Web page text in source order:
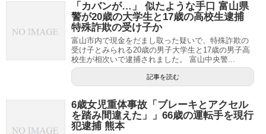
「カバンが…」 似たような手口 富山県
警が20歳の大学生と17歳の高校生逮捕
特殊詐欺の受け子か
富山市内で現金をだまし取った疑いで、特殊詐欺の
受け子とみられる20歳の男子大学生と17歳の男子高
校生が相次いで逮捕されました。 富山中央警...
記事を読む
6歳女児重体事故「ブレーキとアクセル
を踏み間違えた」」66歳の運転手を現行
犯逮捕 熊本